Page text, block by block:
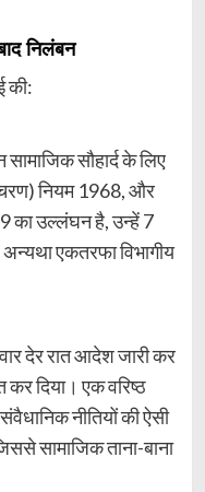
निलंबन
की:
सामाजिक सौहार्द के लिए
नियम 1968, और
का उल्लंघन है, उन्हें 7
एकतरफा विभागीय
देर रात आदेश जारी कर
कर दिया। एक वरिष्ठ
नीतियों की ऐसी
सामाजिक ताना-बाना